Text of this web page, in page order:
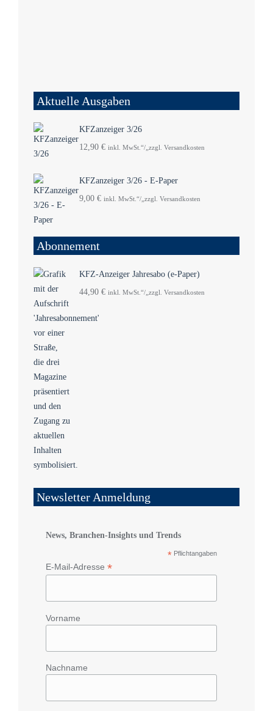
Aktuelle Ausgaben
KFZanzeiger 3/26
12,90 € inkl. MwSt.“/„zzgl. Versandkosten
KFZanzeiger 3/26 - E-Paper
9,00 € inkl. MwSt.“/„zzgl. Versandkosten
Abonnement
KFZ-Anzeiger Jahresabo (e-Paper)
44,90 € inkl. MwSt.“/„zzgl. Versandkosten
Newsletter Anmeldung
News, Branchen-Insights und Trends
* Pflichtangaben
E-Mail-Adresse *
Vorname
Nachname